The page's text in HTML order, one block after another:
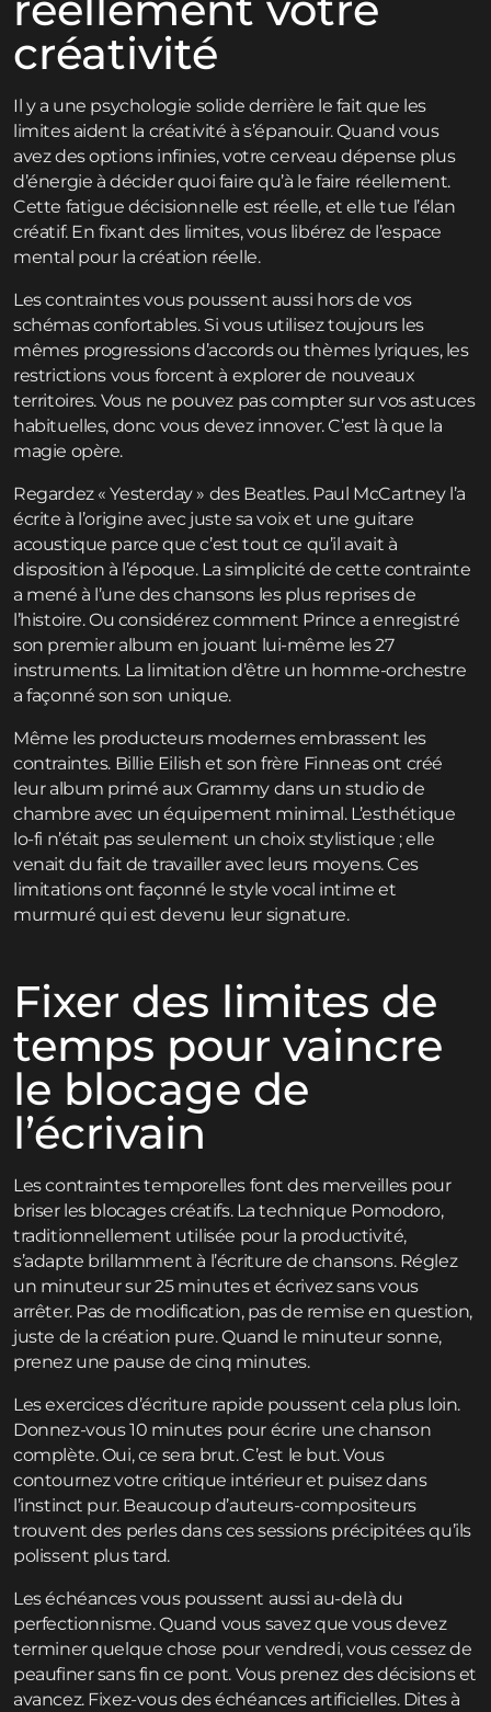
créativité
Il y a une psychologie solide derrière le fait que les
limites aident la créativité à s’épanouir. Quand vous
avez des options infinies, votre cerveau dépense plus
d’énergie à décider quoi faire qu’à le faire réellement.
Cette fatigue décisionnelle est réelle, et elle tue l’élan
créatif. En fixant des limites, vous libérez de l’espace
mental pour la création réelle.
Les contraintes vous poussent aussi hors de vos
schémas confortables. Si vous utilisez toujours les
mêmes progressions d’accords ou thèmes lyriques, les
restrictions vous forcent à explorer de nouveaux
territoires. Vous ne pouvez pas compter sur vos astuces
habituelles, donc vous devez innover. C’est là que la
magie opère.
Regardez « Yesterday » des Beatles. Paul McCartney l’a
écrite à l’origine avec juste sa voix et une guitare
acoustique parce que c’est tout ce qu’il avait à
disposition à l’époque. La simplicité de cette contrainte
a mené à l’une des chansons les plus reprises de
l’histoire. Ou considérez comment Prince a enregistré
son premier album en jouant lui-même les 27
instruments. La limitation d’être un homme-orchestre
a façonné son son unique.
Même les producteurs modernes embrassent les
contraintes. Billie Eilish et son frère Finneas ont créé
leur album primé aux Grammy dans un studio de
chambre avec un équipement minimal. L’esthétique
lo-fi n’était pas seulement un choix stylistique ; elle
venait du fait de travailler avec leurs moyens. Ces
limitations ont façonné le style vocal intime et
murmuré qui est devenu leur signature.
Fixer des limites de
temps pour vaincre
le blocage de
l’écrivain
Les contraintes temporelles font des merveilles pour
briser les blocages créatifs. La technique Pomodoro,
traditionnellement utilisée pour la productivité,
s’adapte brillamment à l’écriture de chansons. Réglez
un minuteur sur 25 minutes et écrivez sans vous
arrêter. Pas de modification, pas de remise en question,
juste de la création pure. Quand le minuteur sonne,
prenez une pause de cinq minutes.
Les exercices d’écriture rapide poussent cela plus loin.
Donnez-vous 10 minutes pour écrire une chanson
complète. Oui, ce sera brut. C’est le but. Vous
contournez votre critique intérieur et puisez dans
l’instinct pur. Beaucoup d’auteurs-compositeurs
trouvent des perles dans ces sessions précipitées qu’ils
polissent plus tard.
Les échéances vous poussent aussi au-delà du
perfectionnisme. Quand vous savez que vous devez
terminer quelque chose pour vendredi, vous cessez de
peaufiner sans fin ce pont. Vous prenez des décisions et
avancez. Fixez-vous des échéances artificielles. Dites à